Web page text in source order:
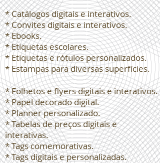
* Catálogos digitais e interativos.
* Convites digitais e interativos.
* Ebooks.
* Etiquetas escolares.
* Etiquetas e rótulos personalizados.
* Estampas para diversas superfícies.
* Folhetos e flyers digitais e interativos.
* Papel decorado digital.
* Planner personalizado.
* Tabelas de preços digitais e
interativas.
* Tags comemorativas.
* Tags digitais e personalizadas.